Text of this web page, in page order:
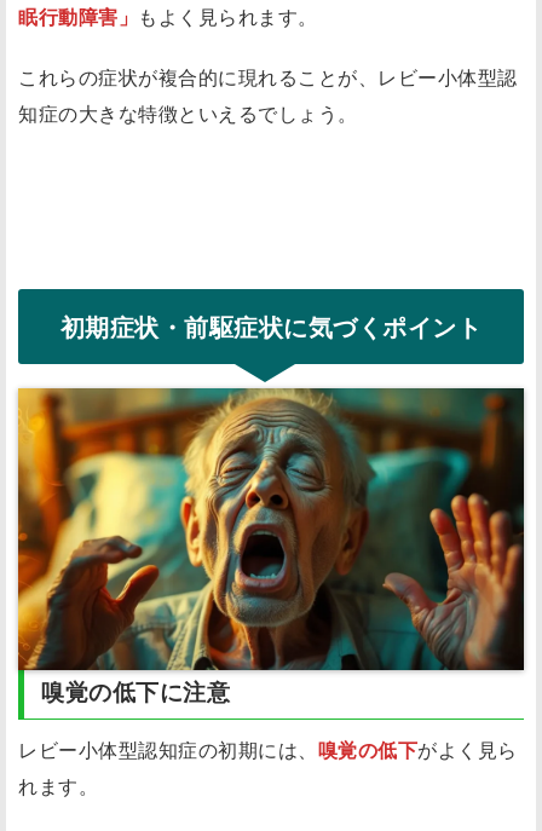
眠行動障害」 もよく見られます。
これらの症状が複合的に現れることが、レビー小体型認
知症の大きな特徴といえるでしょう。
初期症状・前駆症状に気づくポイント
嗅覚の低下に注意
レビー小体型認知症の初期には、 嗅覚の低下がよく見ら
れます。